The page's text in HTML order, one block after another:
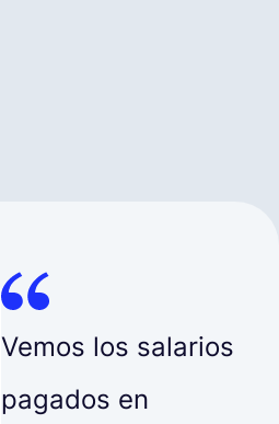
Vemos los salarios
pagados en